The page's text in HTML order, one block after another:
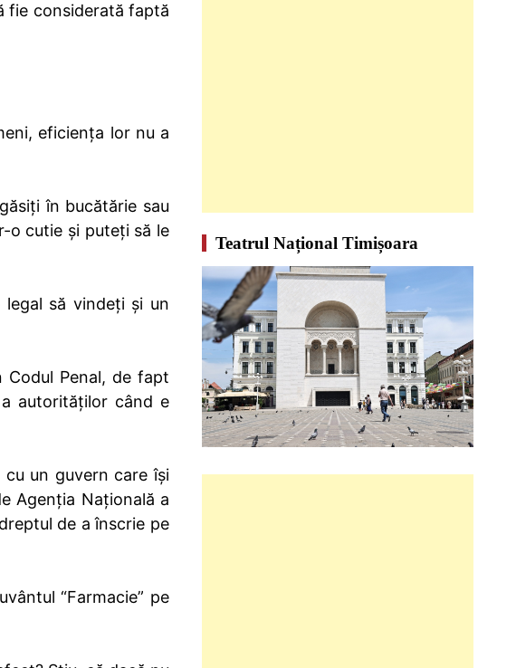
fie considerată faptă
eficiența lor nu a
în bucătărie sau
o cutie și puteți să le
să vindeți și un
Codul Penal, de fapt
autorităților când e
un guvern care își
Agenția Națională a
de a înscrie pe
“Farmacie” pe
Teatrul Național Timișoara